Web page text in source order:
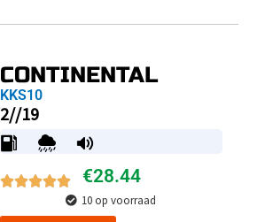
CONTINENTAL
KKS10
2//19
€28.44
10 op voorraad